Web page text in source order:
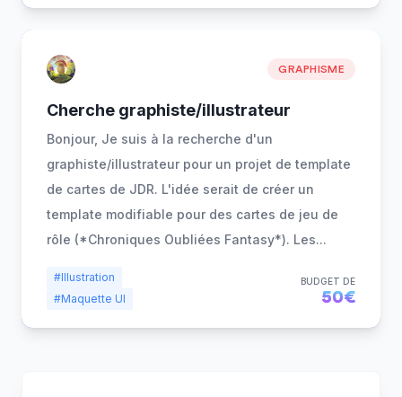
GRAPHISME
Cherche graphiste/illustrateur
Bonjour, Je suis à la recherche d'un
graphiste/illustrateur pour un projet de template
de cartes de JDR. L'idée serait de créer un
template modifiable pour des cartes de jeu de
rôle (*Chroniques Oubliées Fantasy*). Les...
#Illustration
#Maquette UI
BUDGET DE
50€